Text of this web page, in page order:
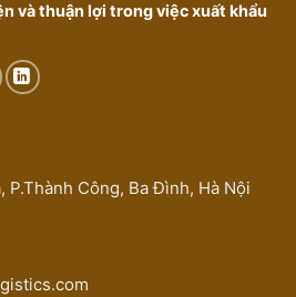
và thuận lợi trong việc xuất khẩu
P.Thành Công, Ba Đình, Hà Nội